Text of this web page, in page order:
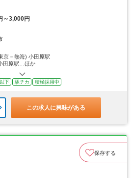
～3,000円
京－熱海) 小田原駅
田原駅…ほか
下 駅チカ 積極採用中
この求人に興味がある
保存する